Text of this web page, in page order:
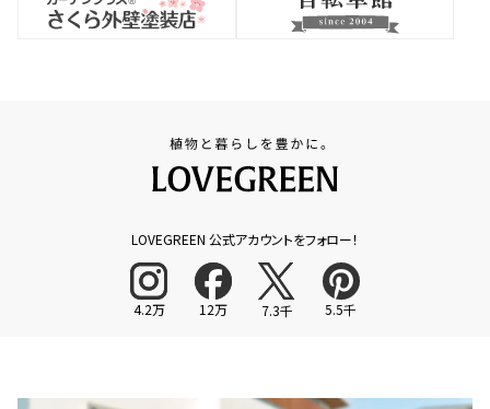
LOVEGREEN 公式アカウントをフォロー！
4.2万 12万 7.3千 5.5千